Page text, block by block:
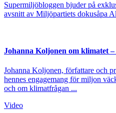
Supermiljöbloggen bjuder på
avsnitt av Miljöpartiets dokusåpa
Johanna Koljonen om klimatet –
Johanna Koljonen, författare och
hennes engagemang för miljon
och om klimatfrågan ...
Video